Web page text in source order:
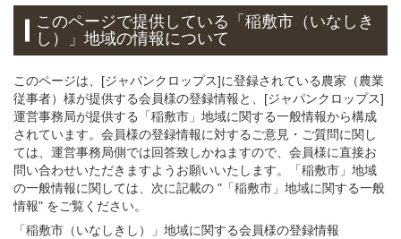
このページで提供している 「稲敷市（いなしき
し）」地域の情報について
このページは、[ジャパンクロップス]に登録されている農家（農業
従事者）様が提供する会員様の登録情報と、[ジャパンクロップス]
運営事務局が提供する「稲敷市」地域に関する一般情報から構成
されています。会員様の登録情報に対するご意見・ご質問に関し
ては、運営事務局側では回答致しかねますので、会員様に直接お
問い合わせいただきますようお願いいたします。「稲敷市」地域
の一般情報に関しては、次に記載の "「稲敷市」地域に関する一般
情報" をご覧ください。
「稲敷市（いなしきし）」 地域に関する会員様の登録情報